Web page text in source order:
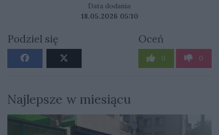
Data dodania:
18.05.2026 05:10
Podziel się Oceń
0 0
Najlepsze w miesiącu